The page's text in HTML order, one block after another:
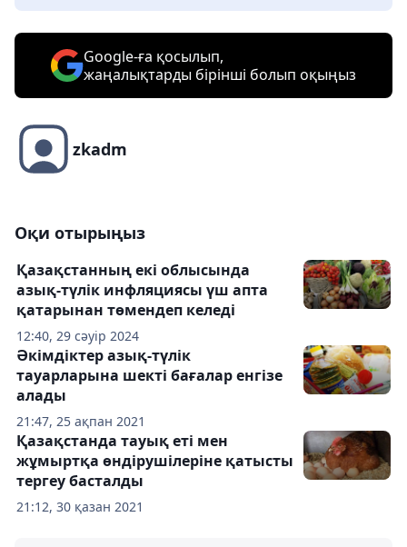
Google-ға қосылып,
жаңалықтарды бірінші болып оқыңыз
zkadm
Оқи отырыңыз
12:40, 29 сәуір 2024
Қазақстанның екі облысында
азық-түлік инфляциясы үш апта
қатарынан төмендеп келеді
21:47, 25 ақпан 2021
Әкімдіктер азық-түлік
тауарларына шекті бағалар енгізе
алады
21:12, 30 қазан 2021
Қазақстанда тауық еті мен
жұмыртқа өндірушілеріне қатысты
тергеу басталды